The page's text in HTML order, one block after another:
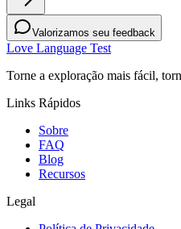
Valorizamos seu feedback
Love Language Test
Torne a exploração mais fácil,
Links Rápidos
Sobre
FAQ
Blog
Recursos
Legal